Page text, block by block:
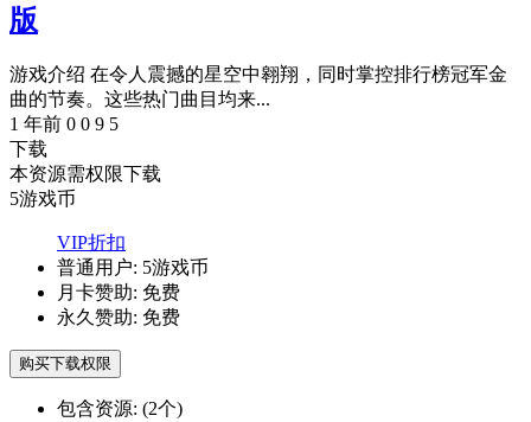
版
游戏介绍 在令人震撼的星空中翱翔，同时掌控排行榜冠军金
曲的节奏。这些热门曲目均来...
1 年前 0 0 9 5
下载
本资源需权限下载
5游戏币
VIP折扣
普通用户: 5游戏币
月卡赞助: 免费
永久赞助: 免费
购买下载权限
包含资源: (2个)